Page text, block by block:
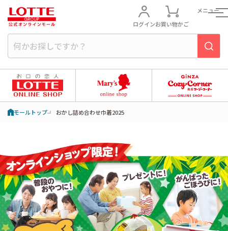
ログインお買い物かご
メニュー
モールトップ おかし詰め合わせ巾着2025